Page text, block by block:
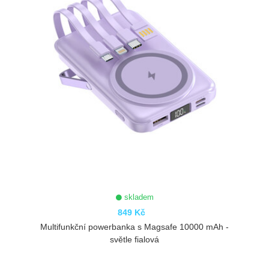
skladem
849 Kč
Multifunkční powerbanka s Magsafe 10000 mAh -
světle fialová